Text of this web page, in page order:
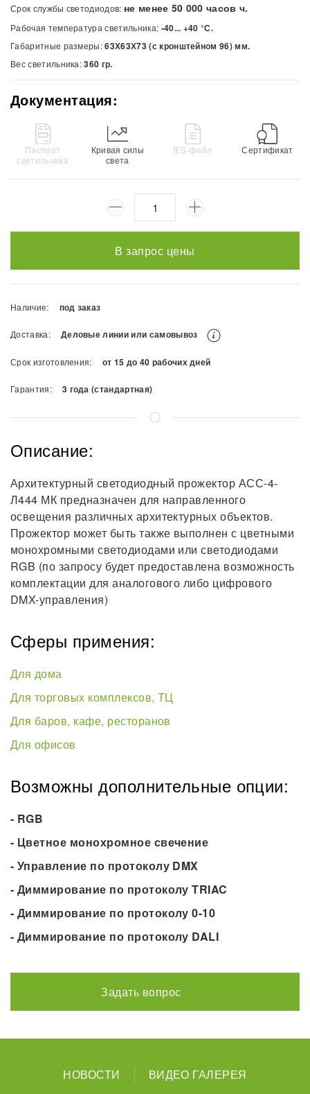
Срок службы светодиодов: не менее 50 000 часов ч.
Рабочая температура светильника: -40... +40 °С.
Габаритные размеры:63Х63Х73 (с кронштейном 96) мм.
Вес светильника:360 гр.
Документация:
Паспорт
светильника
Кривая силы
света
IES-файл Сертификат
В запрос цены
Наличие: под заказ
Доставка: Деловые линии или самовывоз
Срок изготовления: от 15 до 40 рабочих дней
Гарантия: 3 года (стандартная)
Описание:
Архитектурный светодиодный прожектор АСС-4-
Л444 МК предназначен для направленного
освещения различных архитектурных объектов.
Прожектор может быть также выполнен с цветными
монохромными светодиодами или светодиодами
RGB (по запросу будет предоставлена возможность
комплектации для аналогового либо цифрового
DMX-управления)
Сферы примения:
Для дома
Для торговых комплексов, ТЦ
Для баров, кафе, ресторанов
Для офисов
Возможны дополнительные опции:
- RGB
- Цветное монохромное свечение
- Управление по протоколу DMX
- Диммирование по протоколу TRIAC
- Диммирование по протоколу 0-10
- Диммирование по протоколу DALI
Задать вопрос
НОВОСТИ
ВИДЕО ГАЛЕРЕЯ